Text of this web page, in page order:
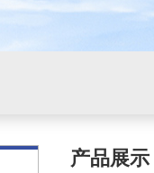
产品展示